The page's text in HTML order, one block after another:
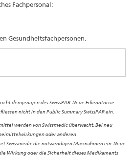
Fachpersonal:
Gesundheitsfachpersonen.
demjenigen des SwissPAR. Neue Erkenntnisse
nicht in den Public Summary SwissPAR ein.
werden von Swissmedic überwacht. Bei neu
oder anderen
Swissmedic die notwendigen Massnahmen ein. Neue
Wirkung oder die Sicherheit dieses Medikaments